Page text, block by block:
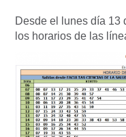
Desde el lunes día 13
los horarios de las